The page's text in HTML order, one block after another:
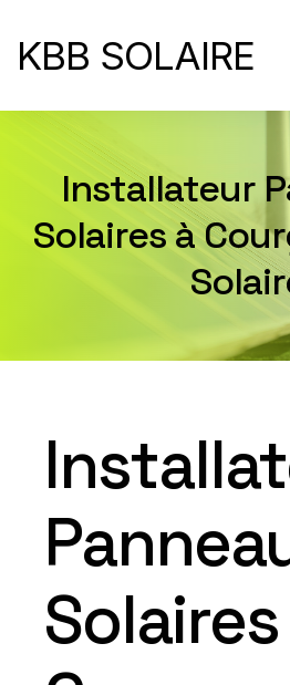
KBB SOLAIRE
Installateur
Solaires à